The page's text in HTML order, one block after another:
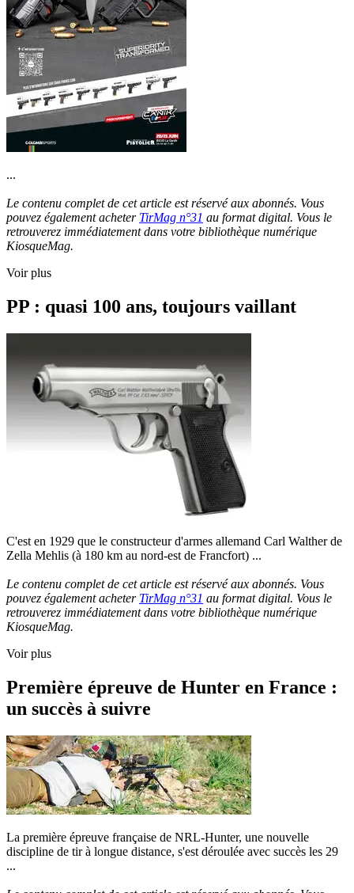
...
Le contenu complet de cet article est réservé aux abonnés. Vous
pouvez également acheter TirMag n°31 au format digital. Vous le
retrouverez immédiatement dans votre bibliothèque numérique
KiosqueMag.
Voir plus
PP : quasi 100 ans, toujours vaillant
C'est en 1929 que le constructeur d'armes allemand Carl Walther de
Zella Mehlis (à 180 km au nord-est de Francfort) ...
Le contenu complet de cet article est réservé aux abonnés. Vous
pouvez également acheter TirMag n°31 au format digital. Vous le
retrouverez immédiatement dans votre bibliothèque numérique
KiosqueMag.
Voir plus
Première épreuve de Hunter en France :
un succès à suivre
La première épreuve française de NRL-Hunter, une nouvelle
discipline de tir à longue distance, s'est déroulée avec succès les 29
...